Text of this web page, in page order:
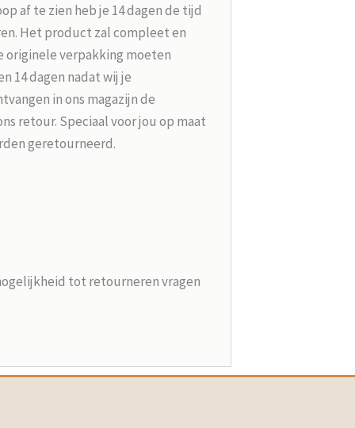
af te zien heb je 14 dagen de tijd
Het product zal compleet en
originele verpakking moeten
14 dagen nadat wij je
in ons magazijn de
retour. Speciaal voor jou op maat
geretourneerd.
tot retourneren vragen